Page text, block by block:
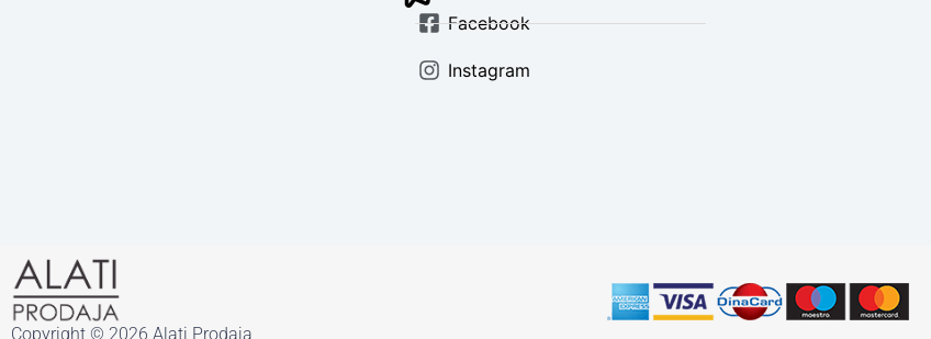
Facebook
Instagram
Copyright © 2026 Alati Prodaja